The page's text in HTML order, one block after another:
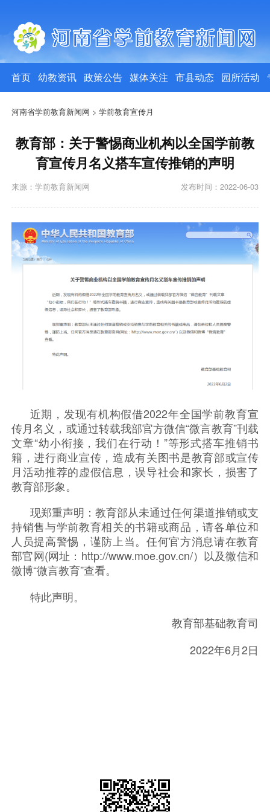
首页 幼教资讯 政策公告 媒体关注 市县动态 园所活动
河南省学前教育新闻网 >学前教育宣传月
教育部：关于警惕商业机构以全国学前教
育宣传月名义搭车宣传推销的声明
发布时间：2022-06-03
来源：学前教育新闻网
近期，发现有机构假借2022年全国学前教育宣
传月名义，或通过转载我部官方微信“微言教育”刊载
文章“幼小衔接，我们在行动！”等形式搭车推销书
籍，进行商业宣传，造成有关图书是教育部或宣传
月活动推荐的虚假信息，误导社会和家长，损害了
教育部形象。
现郑重声明：教育部从未通过任何渠道推销或支
持销售与学前教育相关的书籍或商品，请各单位和
人员提高警惕，谨防上当。任何官方消息请在教育
部官网(网址：http://www.moe.gov.cn/）以及微信和
微博“微言教育”查看。
特此声明。
教育部基础教育司
2022年6月2日